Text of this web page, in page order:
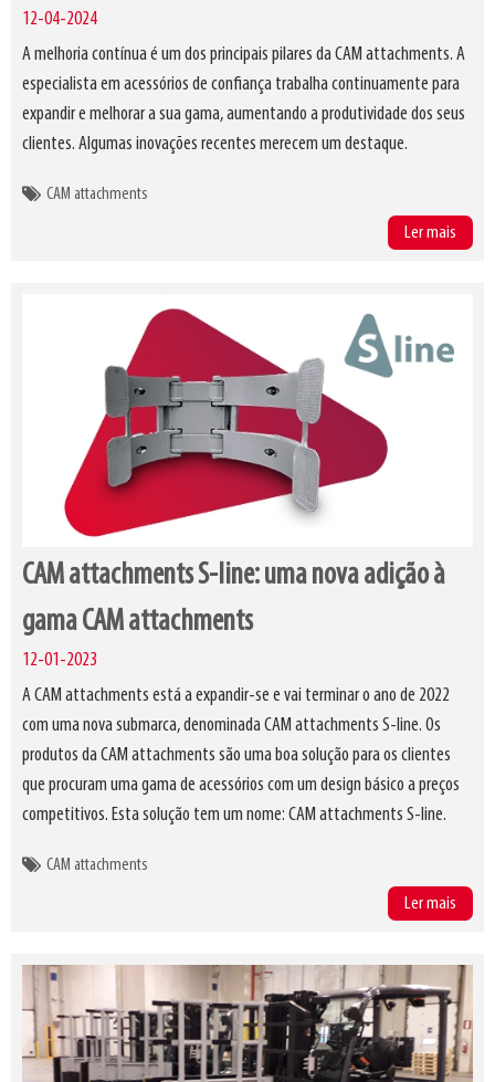
12-04-2024
A melhoria contínua é um dos principais pilares da CAM attachments. A
especialista em acessórios de confiança trabalha continuamente para
expandir e melhorar a sua gama, aumentando a produtividade dos seus
clientes. Algumas inovações recentes merecem um destaque.
CAM attachments
Ler mais
CAM attachments S-line: uma nova adição à
gama CAM attachments
12-01-2023
A CAM attachments está a expandir-se e vai terminar o ano de 2022
com uma nova submarca, denominada CAM attachments S-line. Os
produtos da CAM attachments são uma boa solução para os clientes
que procuram uma gama de acessórios com um design básico a preços
competitivos. Esta solução tem um nome: CAM attachments S-line.
CAM attachments
Ler mais